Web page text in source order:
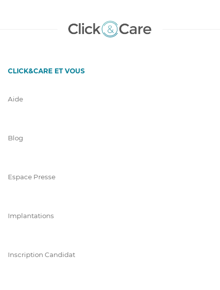
CLICK&CARE ET VOUS
Aide
Blog
Espace Presse
Implantations
Inscription Candidat